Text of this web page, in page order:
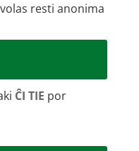
resti anonima
ĈI TIE por